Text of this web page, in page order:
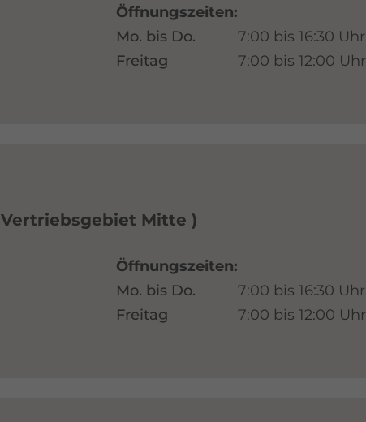
Öffnungszeiten:
Mo. bis Do.
7:00 bis 16:30 Uhr
Freitag
7:00 bis 12:00 Uhr
Vertriebsgebiet Mitte
Öffnungszeiten:
Mo. bis Do.
7:00 bis 16:30 Uhr
Freitag
7:00 bis 12:00 Uhr